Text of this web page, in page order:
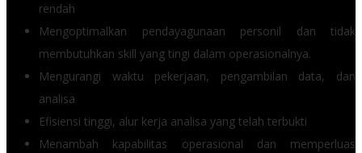
rendah
Mengoptimalkan pendayagunaan personil dan tidak
membutuhkan skill yang tingi dalam operasionalnya.
Mengurangi waktu pekerjaan, pengambilan data, dan
analisa
Efisiensi tinggi, alur kerja analisa yang telah terbukti
Menambah kapabilitas operasional dan memperluas